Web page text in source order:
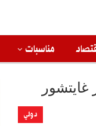
مناسبات
دولي